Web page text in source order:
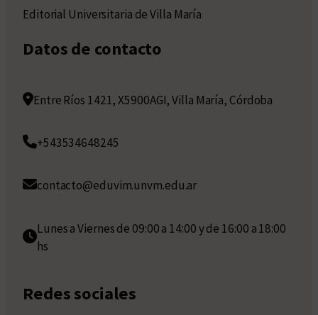
Editorial Universitaria de Villa María
Datos de contacto
Entre Ríos 1421, X5900AGI, Villa María, Córdoba
+543534648245
contacto@eduvim.unvm.edu.ar
Lunes a Viernes de 09:00 a 14:00 y de 16:00 a 18:00
hs
Redes sociales